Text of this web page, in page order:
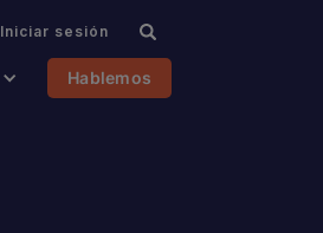
Iniciar sesión
Hablemos